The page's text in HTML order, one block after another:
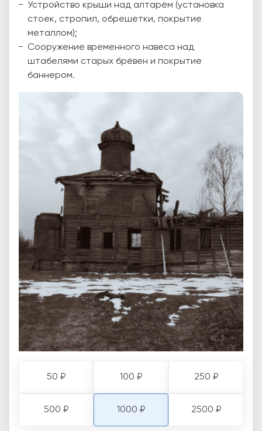
Устройство крыши над алтарём (установка
стоек, стропил, обрешетки, покрытие
металлом);
Сооружение временного навеса над
штабелями старых брёвен и покрытие
баннером.
50 ₽ 100 ₽ 250 ₽
500 ₽ 1000 ₽ 2500 ₽